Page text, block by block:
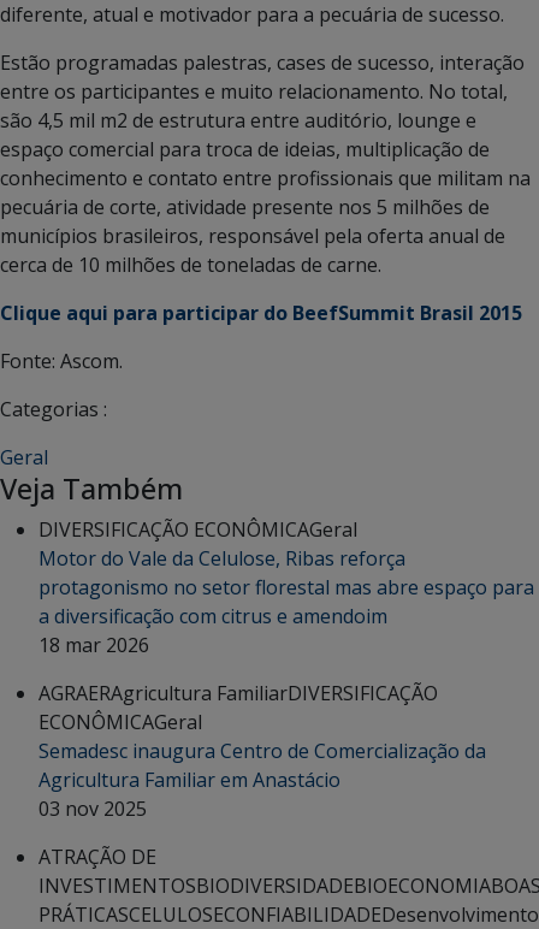
diferente, atual e motivador para a pecuária de sucesso.
Estão programadas palestras, cases de sucesso, interação
entre os participantes e muito relacionamento. No total,
são 4,5 mil m2 de estrutura entre auditório, lounge e
espaço comercial para troca de ideias, multiplicação de
conhecimento e contato entre profissionais que militam na
pecuária de corte, atividade presente nos 5 milhões de
municípios brasileiros, responsável pela oferta anual de
cerca de 10 milhões de toneladas de carne.
Clique aqui para participar do BeefSummit Brasil 2015
Fonte: Ascom.
Categorias :
Geral
Veja Também
DIVERSIFICAÇÃO ECONÔMICAGeral
Motor do Vale da Celulose, Ribas reforça
protagonismo no setor florestal mas abre espaço para
a diversificação com citrus e amendoim
18 mar 2026
AGRAERAgricultura FamiliarDIVERSIFICAÇÃO
ECONÔMICAGeral
Semadesc inaugura Centro de Comercialização da
Agricultura Familiar em Anastácio
03 nov 2025
ATRAÇÃO DE
INVESTIMENTOSBIODIVERSIDADEBIOECONOMIA
PRÁTICASCELULOSECONFIABILIDADEDesenvolvimento